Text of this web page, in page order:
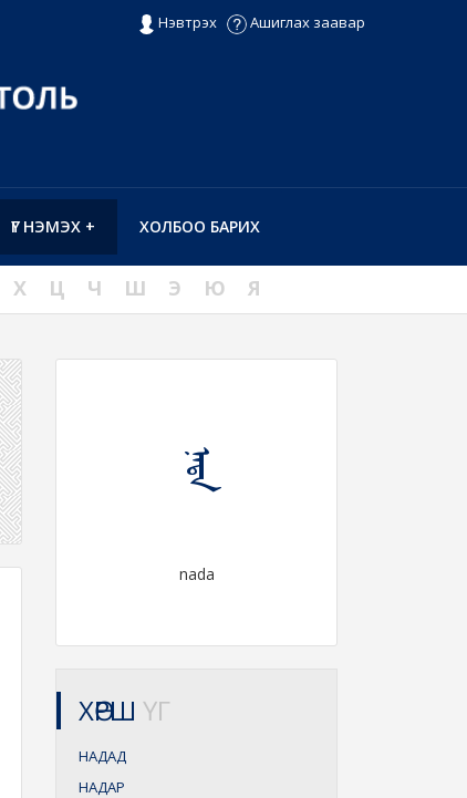
Нэвтрэх Ашиглах заавар
ХОЛБОО БАРИХ
ҮГ НЭМЭХ +
Х Ц Ч Ш Э Ю Я
ᠨᠠᠳᠠ
nada
ХӨРШ ҮГ
НАДАД
НАДАР